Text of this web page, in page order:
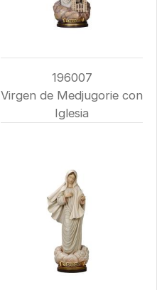
196007
Virgen de Medjugorie con
Iglesia